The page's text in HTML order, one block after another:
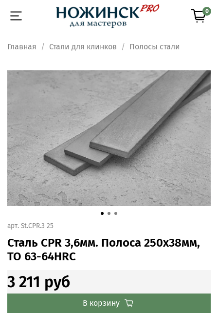
0
Главная Стали для клинков Полосы стали
арт. St.CPR.3 25
Сталь CPR 3,6мм. Полоса 250x38мм,
ТО 63-64HRC
3 211 руб
В корзину